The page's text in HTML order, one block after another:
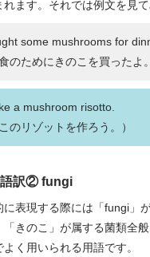
ます。それでは例文を見て
some mushrooms for
食のためにきのこを買ったよ
a mushroom risotto.
のリゾットを作ろう。）
語訳② fungi
に表現する際には「fungi」
「きのこ」が属する菌類全
く用いられる用語です。